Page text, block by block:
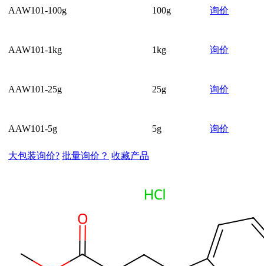
AAW101-100g 100g 询价
AAW101-1kg 1kg 询价
AAW101-25g 25g 询价
AAW101-5g 5g 询价
大包装询价? 批量询价？ 收藏产品